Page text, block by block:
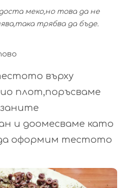
меко,но това да не
трябва да бъде.
върху
плот,поръсваме
и доомесваме като
оформим тестото